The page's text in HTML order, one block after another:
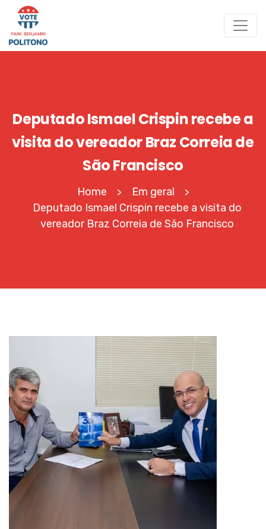
Deputado Ismael Crispin recebe a
visita do vereador Braz Correia de
São Francisco
Home > Em geral >
Deputado Ismael Crispin recebe a visita do
vereador Braz Correia de São Francisco